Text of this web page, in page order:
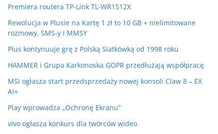
Premiera routera TP-Link TL-WR1512X
Rewolucja w Plusie na Kartę 1 zł to 10 GB + nielimitowane
rozmowy, SMS-y i MMSY
Plus kontynuuje grę z Polską Siatkówką od 1998 roku
HAMMER i Grupa Karkonoska GOPR przedłużają współpracę
MSI ogłasza start przedsprzedaży nowej konsoli Claw 8 – EX
AI+
Play wprowadza „Ochronę Ekranu”
vivo ogłasza konkurs dla twórców wideo